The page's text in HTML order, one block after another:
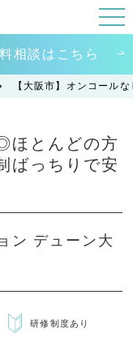
相談はこちら
【大阪市】オンコール
ほとんどの方
ばっちりで安
ン デューン大
研修制度あり